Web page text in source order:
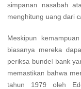
simpanan nasabah
menghitung uang dari
Meskipun
biasanya mereka
periksa bundel bank
memastikan bahwa
tahun 1979 oleh